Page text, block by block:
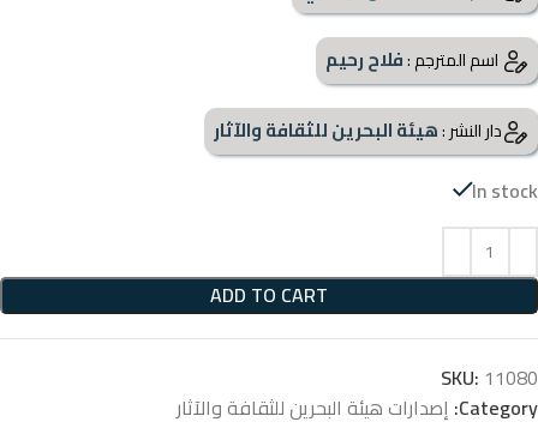
اسم المترجم :فلاح رحيم
دار النشر :هيئة البحرين للثقافة والآثار
In stock
ADD TO CART
SKU: 11080
Category: إصدارات هيئة البحرين للثقافة والآثار